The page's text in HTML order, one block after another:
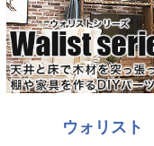
ウォリスト